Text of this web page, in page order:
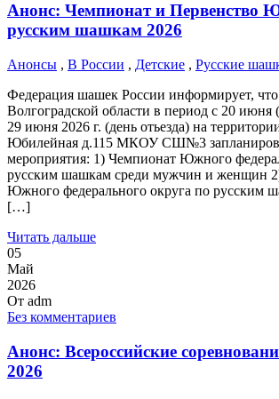
Анонс: Чемпионат и Первенство
русским шашкам 2026
Анонсы , В России , Детские , Русские
Федерация шашек России информирует, что
Волгоградской области в период с 20 июня
29 июня 2026 г. (день отьезда) на
Юбилейная д.115 МКОУ СШ№3
мероприятия: 1) Чемпионат Южного
русским шашкам среди мужчин и женщин
Южного федерального округа по русским
[…]
Читать дальше
05
Май
2026
От adm
Без комментариев
Анонс: Всероссийские
2026